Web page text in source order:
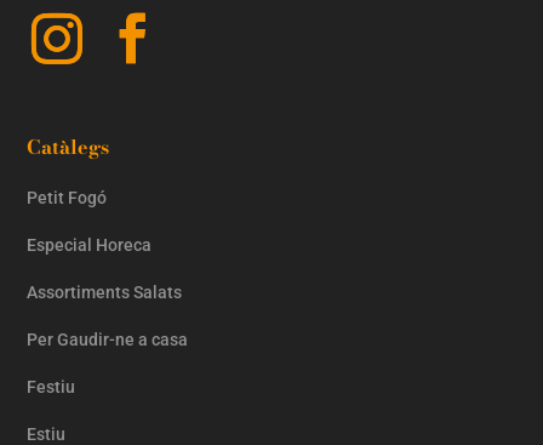
Catàlegs
Petit Fogó
Especial Horeca
Assortiments Salats
Per Gaudir-ne a casa
Festiu
Estiu